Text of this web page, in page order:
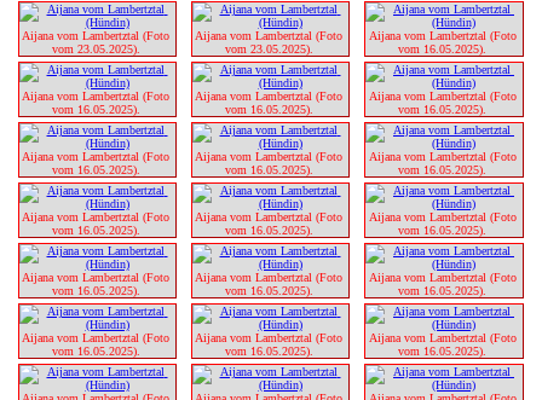
Aijana vom Lambertztal (Foto
vom 23.05.2025).
Aijana vom Lambertztal (Foto
vom 23.05.2025).
Aijana vom Lambertztal (Foto
vom 16.05.2025).
Aijana vom Lambertztal (Foto
vom 16.05.2025).
Aijana vom Lambertztal (Foto
vom 16.05.2025).
Aijana vom Lambertztal (Foto
vom 16.05.2025).
Aijana vom Lambertztal (Foto
vom 16.05.2025).
Aijana vom Lambertztal (Foto
vom 16.05.2025).
Aijana vom Lambertztal (Foto
vom 16.05.2025).
Aijana vom Lambertztal (Foto
vom 16.05.2025).
Aijana vom Lambertztal (Foto
vom 16.05.2025).
Aijana vom Lambertztal (Foto
vom 16.05.2025).
Aijana vom Lambertztal (Foto
vom 16.05.2025).
Aijana vom Lambertztal (Foto
vom 16.05.2025).
Aijana vom Lambertztal (Foto
vom 16.05.2025).
Aijana vom Lambertztal (Foto
vom 16.05.2025).
Aijana vom Lambertztal (Foto
vom 16.05.2025).
Aijana vom Lambertztal (Foto
vom 16.05.2025).